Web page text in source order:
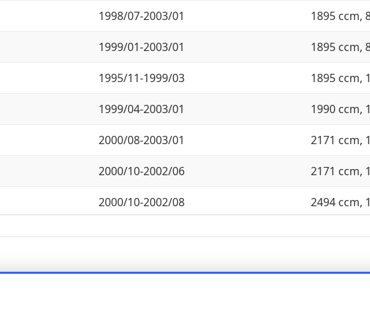
1998/07-2003/01 1895 ccm,
1999/01-2003/01 1895 ccm,
1995/11-1999/03 1895 ccm,
1999/04-2003/01 1990 ccm,
2000/08-2003/01 2171 ccm,
2000/10-2002/06 2171 ccm,
2000/10-2002/08 2494 ccm,